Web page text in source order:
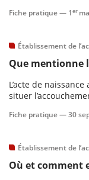
lieu en deçà du
Fiche pratique — 1er
Établissement de
Que mentionne
L’acte de
situer
mentions
Fiche pratique —30
Établissement de
Où et comment